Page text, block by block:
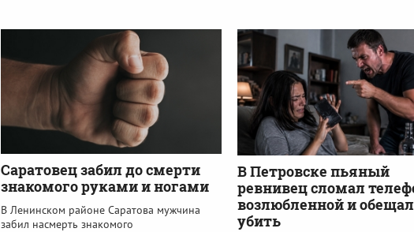
Саратовец забил до смерти
знакомого руками и ногами
В Ленинском районе Саратова мужчина
забил насмерть знакомого
В Петровске пьяный
ревнивец сломал
возлюбленной и
убить